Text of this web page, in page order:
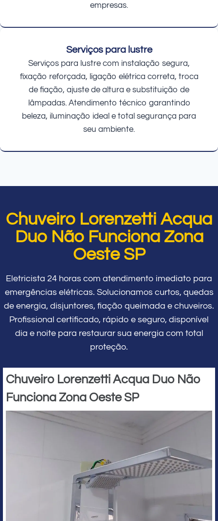
empresas.
Serviços para lustre
Serviços para lustre com instalação segura,
fixação reforçada, ligação elétrica correta, troca
de fiação, ajuste de altura e substituição de
lâmpadas. Atendimento técnico garantindo
beleza, iluminação ideal e total segurança para
seu ambiente.
Chuveiro Lorenzetti Acqua
Duo Não Funciona Zona
Oeste SP
Eletricista 24 horas com atendimento imediato para
emergências elétricas. Solucionamos curtos, quedas
de energia, disjuntores, fiação queimada e chuveiros.
Profissional certificado, rápido e seguro, disponível
dia e noite para restaurar sua energia com total
proteção.
Chuveiro Lorenzetti Acqua Duo Não
Funciona Zona Oeste SP